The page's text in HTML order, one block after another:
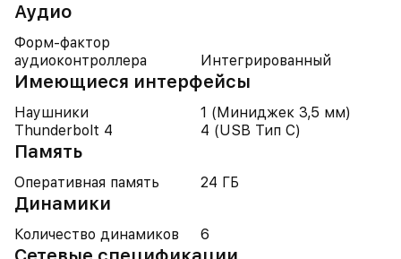
Аудио
Форм-фактор
аудиоконтроллера
Интегрированный
Имеющиеся интерфейсы
Наушники
1 (Миниджек 3,5 мм)
Thunderbolt 4
4 (USB Тип C)
Память
Оперативная память 24 ГБ
Динамики
Количество динамиков 6